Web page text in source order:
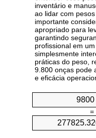
inventário e
ao lidar com
importante
apropriado para
garantindo
profissional em
simplesmente
práticas do peso,
9.800 onças pode
e eficácia
=